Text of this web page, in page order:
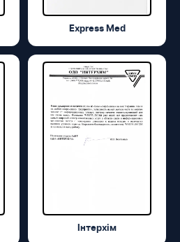
Express Med
Інтерхім